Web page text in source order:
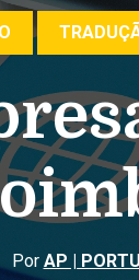
Por AP |